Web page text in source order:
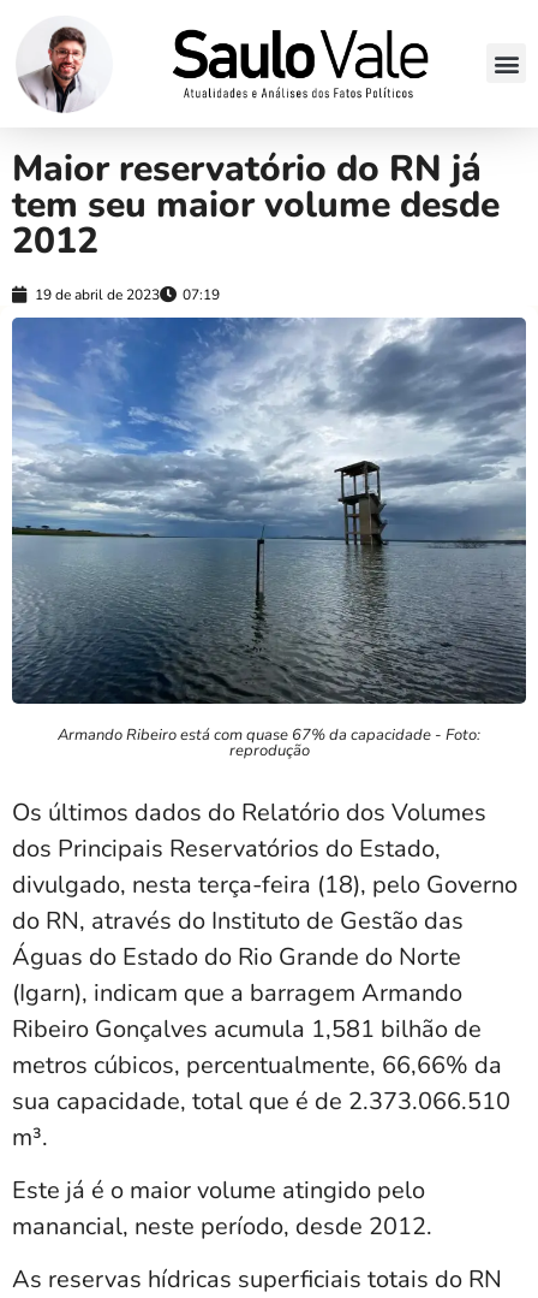
Maior reservatório do RN já
tem seu maior volume desde
2012
19 de abril de 2023 07:19
Armando Ribeiro está com quase 67% da capacidade - Foto:
reprodução
Os últimos dados do Relatório dos Volumes
dos Principais Reservatórios do Estado,
divulgado, nesta terça-feira (18), pelo Governo
do RN, através do Instituto de Gestão das
Águas do Estado do Rio Grande do Norte
(Igarn), indicam que a barragem Armando
Ribeiro Gonçalves acumula 1,581 bilhão de
metros cúbicos, percentualmente, 66,66% da
sua capacidade, total que é de 2.373.066.510
m³.
Este já é o maior volume atingido pelo
manancial, neste período, desde 2012.
As reservas hídricas superficiais totais do RN